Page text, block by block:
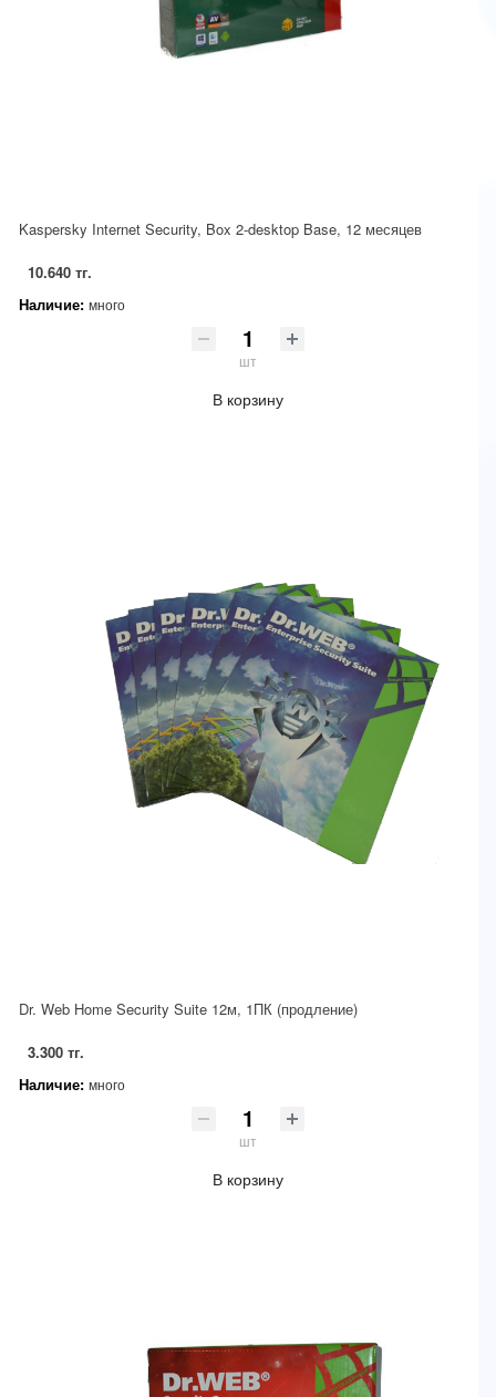
Kaspersky Internet Security, Box 2-desktop Base, 12 месяцев
10.640 тг.
Наличие: много
шт
В корзину
Dr. Web Home Security Suite 12м, 1ПК (продление)
3.300 тг.
Наличие: много
шт
В корзину